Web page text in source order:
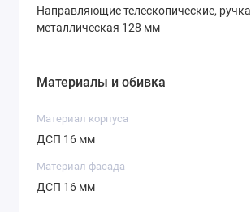
Направляющие телескопические, ручка
металлическая 128 мм
Материалы и обивка
Материал корпуса
ДСП 16 мм
Материал фасада
ДСП 16 мм